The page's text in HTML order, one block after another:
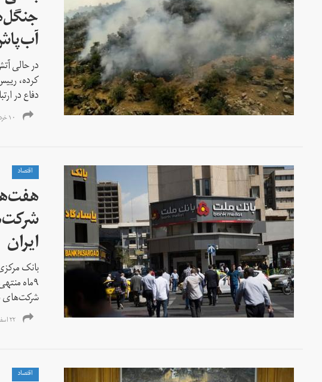
در حالی
کرده،
دفاع در
۱۰ خرداد ۱۳۹۹
اقتصاد
ایران
بانک
شرکت‌های
۲۲ اسفند ۱۳۹۷
اقتصاد